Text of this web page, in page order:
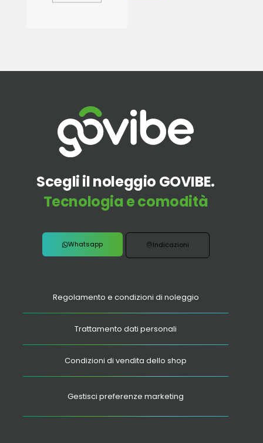
Scegli il noleggio GOVIBE.
Tecnologia e comodità
Whatsapp Indicazioni
Regolamento e condizioni di noleggio
Trattamento dati personali
Condizioni di vendita dello shop
Gestisci preferenze marketing